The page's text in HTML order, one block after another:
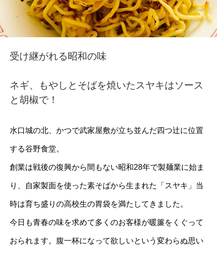
受け継がれる昭和の味
ネギ、もやしとそばを焼いたスヤキはソース
と胡椒で！
水口城の北、かつで武家屋敷が立ち並んだ四つ辻に位置
する谷野食堂。
創業は戦後の復興から間もない昭和28年で製麺業に始ま
り、自家製面を使った素そばから生まれた「スヤキ」当
時は育ち盛りの高校生の胃袋を満たしてきました。
今日も青春の味を求めて多くのお客様が暖簾をくぐって
おられます。腹一杯になって欲しいという変わらぬ思い